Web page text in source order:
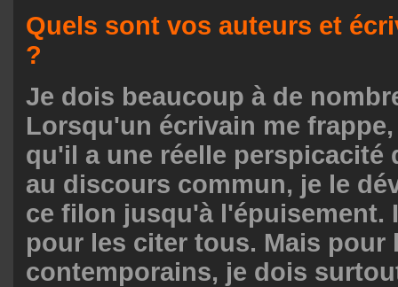
Quels sont vos auteurs et
?
Je dois beaucoup à de
Lorsqu'un écrivain me
qu'il a une réelle perspicacité
au discours commun, je le
ce filon jusqu'à l'épuisement.
pour les citer tous. Mais pour
contemporains, je dois